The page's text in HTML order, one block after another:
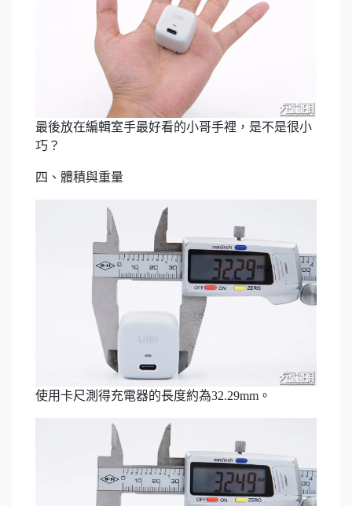
最後放在編輯室手最好看的小哥手裡，是不是很小
巧？
四、體積與重量
使用卡尺測得充電器的長度約為32.29mm。